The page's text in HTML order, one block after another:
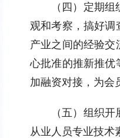
（四）定期
观和考察，搞好调
产业之间的经验交
心批准的推新推优
加融资对接，为会
（五）组织
从业人员专业技术